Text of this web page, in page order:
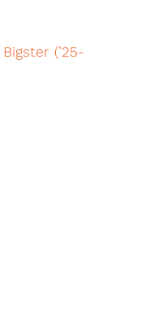
(’25-